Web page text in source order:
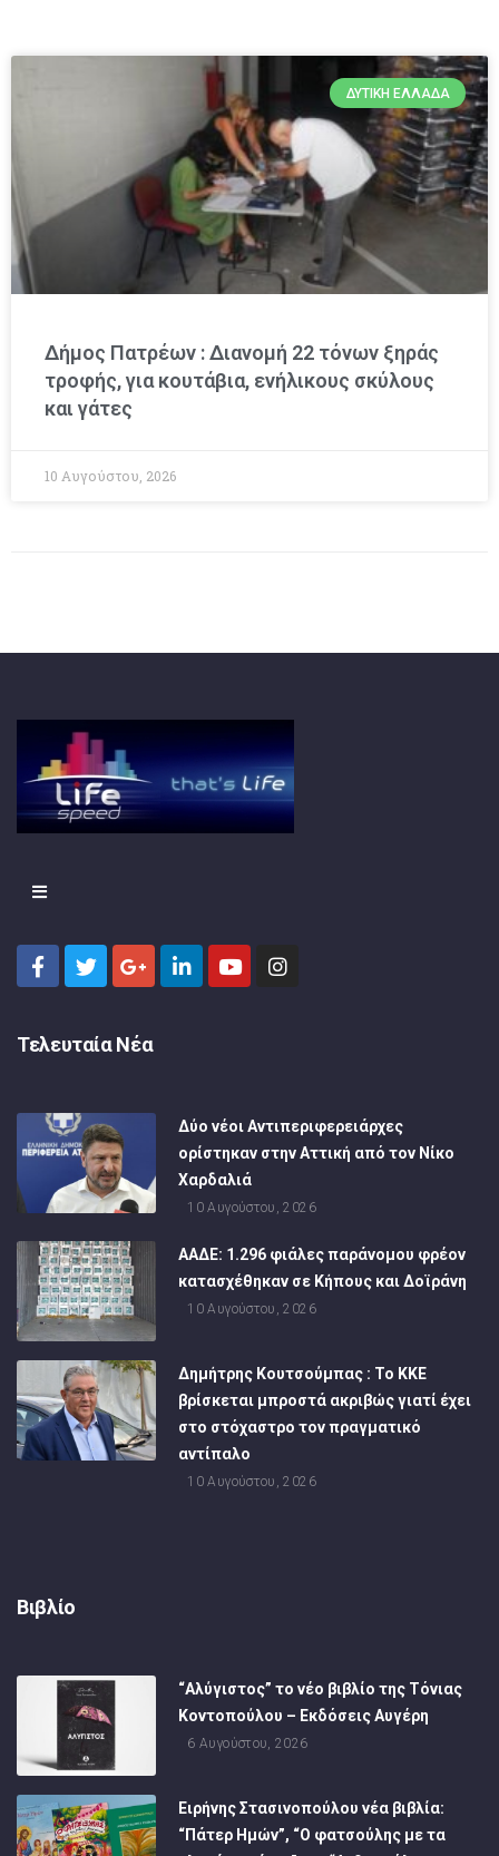
ΔΥΤΙΚΉ ΕΛΛΆΔΑ
Δήμος Πατρέων : Διανομή 22 τόνων ξηράς
τροφής, για κουτάβια, ενήλικους σκύλους
και γάτες
10 Αυγούστου, 2026
Τελευταία Νέα
Δύο νέοι Αντιπεριφερειάρχες
ορίστηκαν στην Αττική από τον Νίκο
Χαρδαλιά
10 Αυγούστου, 2026
ΑΑΔΕ: 1.296 φιάλες παράνομου φρέον
κατασχέθηκαν σε Κήπους και Δοϊράνη
10 Αυγούστου, 2026
Δημήτρης Κουτσούμπας : Το ΚΚΕ
βρίσκεται μπροστά ακριβώς γιατί έχει
στο στόχαστρο τον πραγματικό
αντίπαλο
10 Αυγούστου, 2026
Βιβλίο
“Αλύγιστος” το νέο βιβλίο της Τόνιας
Κοντοπούλου – Εκδόσεις Αυγέρη
6 Αυγούστου, 2026
Ειρήνης Στασινοπούλου νέα βιβλία:
“Πάτερ Ημών”, “Ο φατσούλης με τα